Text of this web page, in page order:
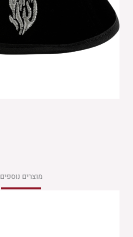
ס"מ
"האש
שלי"
מוצרים נוספים